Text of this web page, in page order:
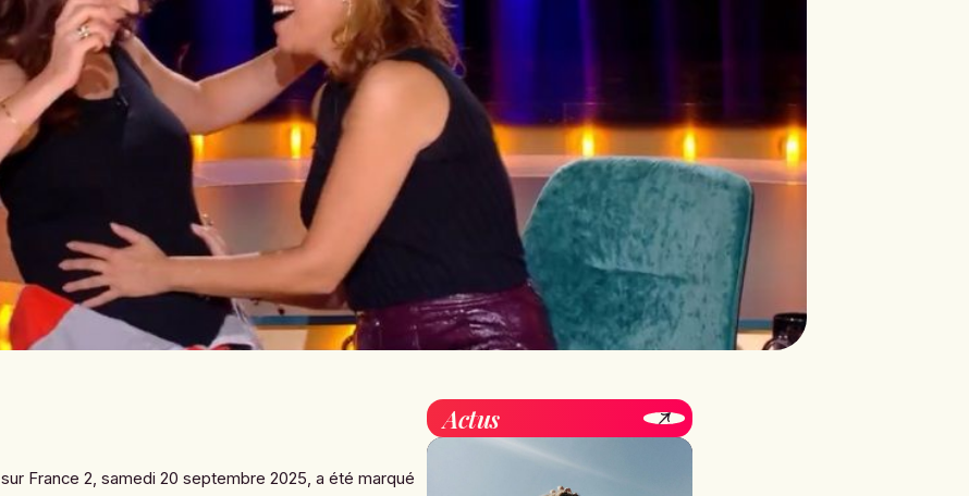
sur France 2, samedi 20 septembre 2025, a été marqué
Actus